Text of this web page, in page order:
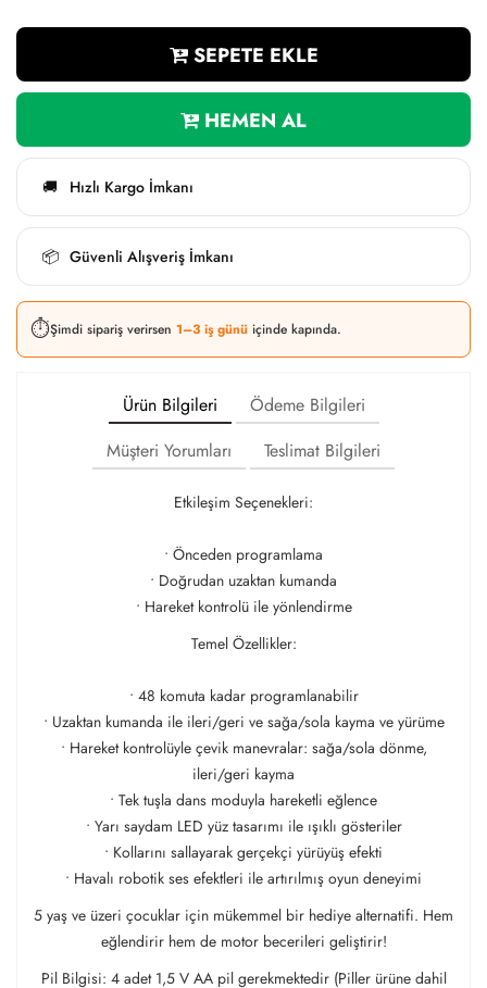
SEPETE EKLE
HEMEN AL
🚚 Hızlı Kargo İmkanı
📦 Güvenli Alışveriş İmkanı
⏱️Şimdi sipariş verirsen 1–3 iş günü içinde kapında.
Ürün Bilgileri
Ödeme Bilgileri
Müşteri Yorumları
Teslimat Bilgileri
Etkileşim Seçenekleri:
• Önceden programlama
• Doğrudan uzaktan kumanda
• Hareket kontrolü ile yönlendirme
Temel Özellikler:
• 48 komuta kadar programlanabilir
• Uzaktan kumanda ile ileri/geri ve sağa/sola kayma ve yürüme
• Hareket kontrolüyle çevik manevralar: sağa/sola dönme,
ileri/geri kayma
• Tek tuşla dans moduyla hareketli eğlence
• Yarı saydam LED yüz tasarımı ile ışıklı gösteriler
• Kollarını sallayarak gerçekçi yürüyüş efekti
• Havalı robotik ses efektleri ile artırılmış oyun deneyimi
5 yaş ve üzeri çocuklar için mükemmel bir hediye alternatifi. Hem
eğlendirir hem de motor becerileri geliştirir!
Pil Bilgisi: 4 adet 1,5 V AA pil gerekmektedir (Piller ürüne dahil